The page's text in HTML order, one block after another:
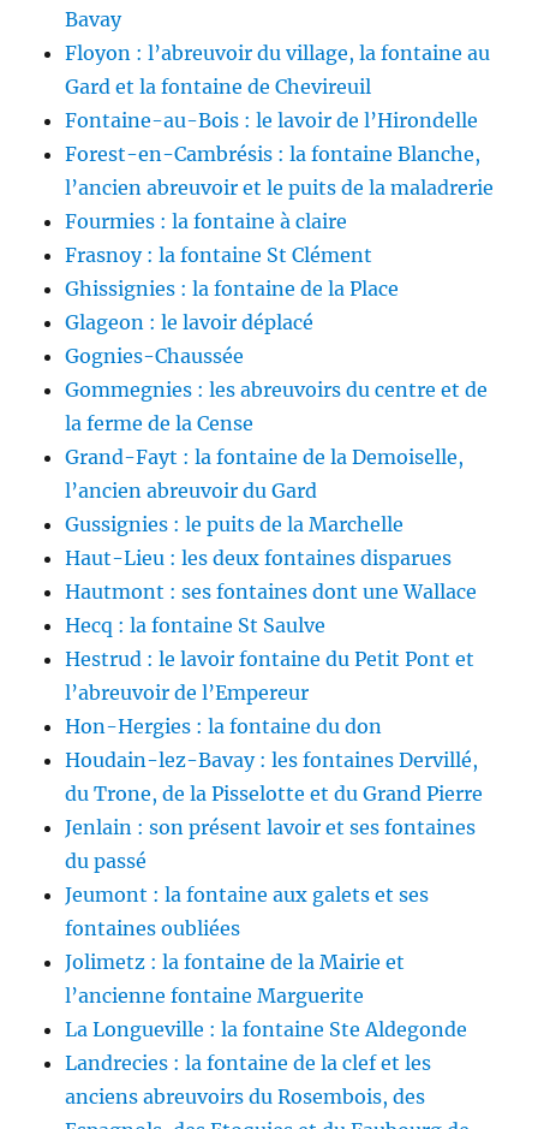
Bavay
Floyon : l’abreuvoir du village, la fontaine au
Gard et la fontaine de Chevireuil
Fontaine-au-Bois : le lavoir de l’Hirondelle
Forest-en-Cambrésis : la fontaine Blanche,
l’ancien abreuvoir et le puits de la maladrerie
Fourmies : la fontaine à claire
Frasnoy : la fontaine St Clément
Ghissignies : la fontaine de la Place
Glageon : le lavoir déplacé
Gognies-Chaussée
Gommegnies : les abreuvoirs du centre et de
la ferme de la Cense
Grand-Fayt : la fontaine de la Demoiselle,
l’ancien abreuvoir du Gard
Gussignies : le puits de la Marchelle
Haut-Lieu : les deux fontaines disparues
Hautmont : ses fontaines dont une Wallace
Hecq : la fontaine St Saulve
Hestrud : le lavoir fontaine du Petit Pont et
l’abreuvoir de l’Empereur
Hon-Hergies : la fontaine du don
Houdain-lez-Bavay : les fontaines Dervillé,
du Trone, de la Pisselotte et du Grand Pierre
Jenlain : son présent lavoir et ses fontaines
du passé
Jeumont : la fontaine aux galets et ses
fontaines oubliées
Jolimetz : la fontaine de la Mairie et
l’ancienne fontaine Marguerite
La Longueville : la fontaine Ste Aldegonde
Landrecies : la fontaine de la clef et les
anciens abreuvoirs du Rosembois, des